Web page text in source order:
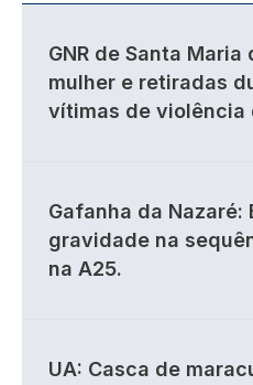
GNR de Santa Maria
mulher e retiradas
vítimas de violência
Gafanha da Nazaré:
gravidade na
na A25.
UA: Casca de